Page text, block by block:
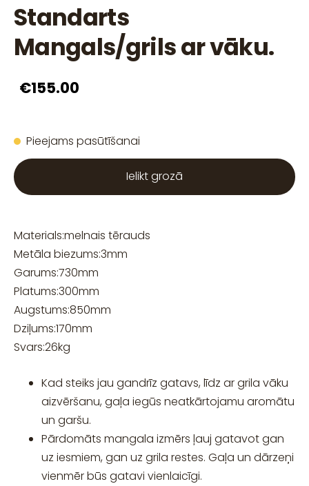
Standarts
Mangals/grils ar vāku.
€155.00
Pieejams pasūtīšanai
Ielikt grozā
Materials:melnais tērauds
Metāla biezums:3mm
Garums:730mm
Platums:300mm
Augstums:850mm
Dziļums:170mm
Svars:26kg
Kad steiks jau gandrīz gatavs, līdz ar grila vāku
aizvēršanu, gaļa iegūs neatkārtojamu aromātu
un garšu.
Pārdomāts mangala izmērs ļauj gatavot gan
uz iesmiem, gan uz grila restes. Gaļa un dārzeņi
vienmēr būs gatavi vienlaicīgi.